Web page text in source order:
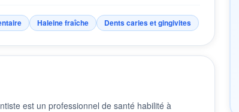
Haleine fraîche Dents caries et gingivites
est un professionnel de santé habilité à